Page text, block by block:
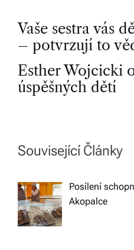
P
o
s
n
a
v
Vaše sestra vás
– potvrzují to
Esther Wojcicki
úspěšných dětí
Související Články
Posílení
Akopalce